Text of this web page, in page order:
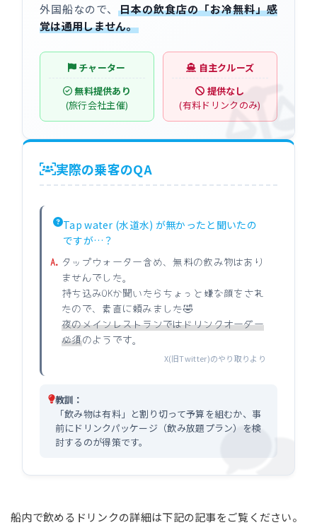
外国船なので、 日本の飲食店の「お冷無料」感
覚は通用しません。
チャーター
無料提供あり
(旅行会社主催)
自主クルーズ
提供なし
(有料ドリンクのみ)
実際の乗客のQA
Tap water (水道水) が無かったと聞いたの
ですが…？
タップウォーター含め、無料の飲み物はあり
ませんでした。
持ち込みOKか聞いたらちょっと嫌な顔をされ
たので、素直に頼みました🤣
夜のメインレストランではドリンクオーダー
必須のようです。
X(旧Twitter)のやり取りより
教訓：
「飲み物は有料」と割り切って予算を組むか、事
前にドリンクパッケージ（飲み放題プラン）を検
討するのが得策です。
船内で飲めるドリンクの詳細は下記の記事をご覧ください。